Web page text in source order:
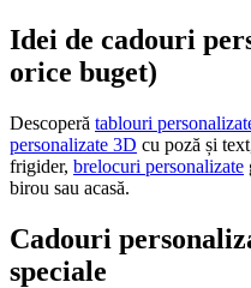
Idei de cadouri
orice buget)
Descoperă tablouri
personalizate 3D cu poză și
frigider, brelocuri personalizate
birou sau acasă.
Cadouri
speciale